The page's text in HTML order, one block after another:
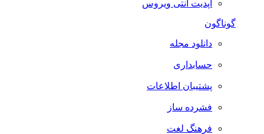
آپدیت آنتی ویروس
گوناگون
دانلود مجله
حسابداری
پشتیبان اطلاعات
فشرده ساز
فرهنگ لغت